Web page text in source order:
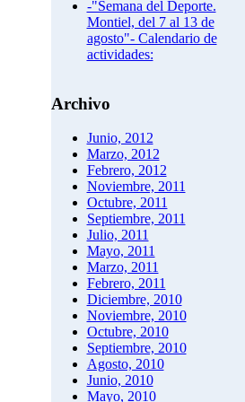
-"Semana del Deporte.
Montiel, del 7 al 13 de
agosto"- Calendario de
actividades:
Archivo
Junio, 2012
Marzo, 2012
Febrero, 2012
Noviembre, 2011
Octubre, 2011
Septiembre, 2011
Julio, 2011
Mayo, 2011
Marzo, 2011
Febrero, 2011
Diciembre, 2010
Noviembre, 2010
Octubre, 2010
Septiembre, 2010
Agosto, 2010
Junio, 2010
Mayo, 2010